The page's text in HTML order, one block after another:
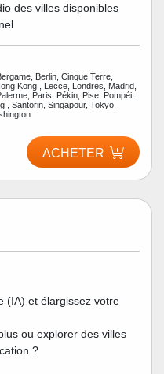
des villes disponibles
Berlin, Cinque Terre,
Kong , Lecce, Londres, Madrid,
Paris, Pékin, Pise, Pompéi,
, Santorin, Singapour, Tokyo,
ACHETER
(IA) et élargissez votre
ou explorer des villes
?